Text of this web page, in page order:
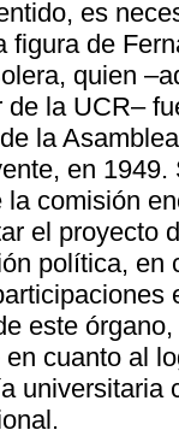
es
figura de
quien
de la UCR‒
la Asamblea
en 1949.
la comisión
el proyecto
política, en
este
en cuanto al
universitaria